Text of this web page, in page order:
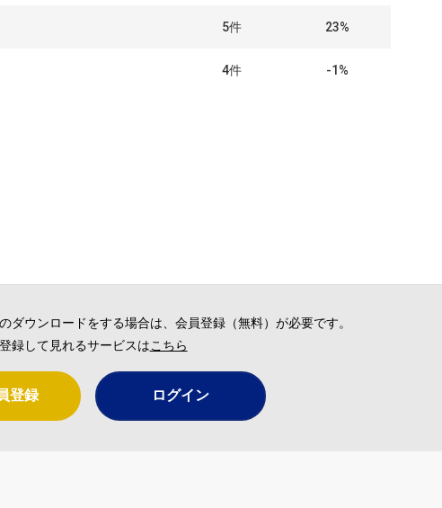
5件 23%
4件 -1%
ウンロードをする場合は、会員登録（無料）が必要です。
録して見れるサービスはこちら
登録 ログイン